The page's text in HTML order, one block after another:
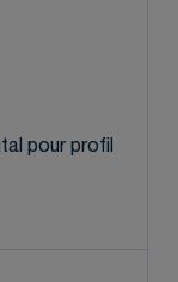
pour profil